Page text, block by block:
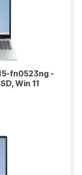
fn0523ng -
Win 11